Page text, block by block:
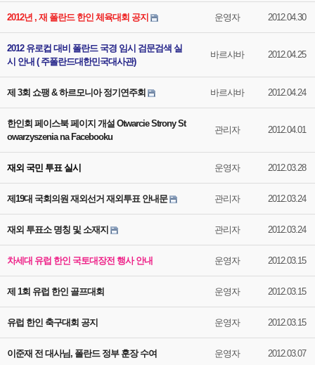
2012년 , 재 폴란드 한인 체육대회 공지 운영자 2012.04.30
2012 유로컵 대비 폴란드 국경 임시 검문검색 실
시 안내 ( 주폴란드대한민국대사관)
바르샤바 2012.04.25
제 3회 쇼팽 & 하르모니아 정기연주회 바르샤바 2012.04.24
한인회 페이스북 페이지 개설 Otwarcie Strony St
owarzyszenia na Facebooku
관리자 2012.04.01
재외 국민 투표 실시 운영자 2012.03.28
제19대 국회의원 재외선거 재외투표 안내문 관리자 2012.03.24
재외 투표소 명칭 및 소재지 관리자 2012.03.24
차세대 유럽 한인 국토대장전 행사 안내 운영자 2012.03.15
제 1회 유럽 한인 골프대회 운영자 2012.03.15
유럽 한인 축구대회 공지 운영자 2012.03.15
이준재 전 대사님, 폴란드 정부 훈장 수여 운영자 2012.03.07